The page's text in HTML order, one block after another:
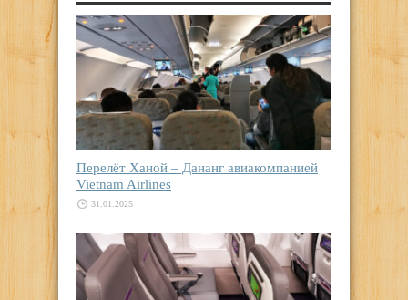
Перелёт Ханой – Дананг авиакомпанией
Vietnam Airlines
31.01.2025